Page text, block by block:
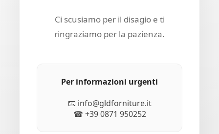
Ci scusiamo per il disagio e ti
ringraziamo per la pazienza.
Per informazioni urgenti
📧 info@gldforniture.it
☎ +39 0871 950252